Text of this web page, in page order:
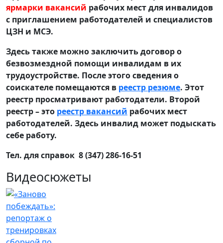
ярмарки вакансий рабочих мест для инвалидов
с приглашением работодателей и специалистов
ЦЗН и МСЭ.
Здесь также можно заключить договор о
безвозмездной помощи инвалидам в их
трудоустройстве. После этого сведения о
соискателе помещаются в реестр резюме. Этот
реестр просматривают работодатели. Второй
реестр – это реестр вакансий рабочих мест
работодателей. Здесь инвалид может подыскать
себе работу.
Тел. для справок 8 (347) 286-16-51
Видеосюжеты